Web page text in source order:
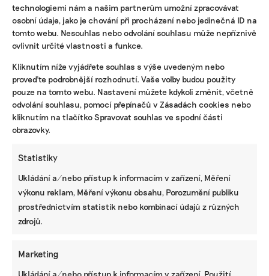
technologiemi nám a našim partnerům umožní zpracovávat
osobní údaje, jako je chování při procházení nebo jedinečná ID na
tomto webu. Nesouhlas nebo odvolání souhlasu může nepříznivě
ovlivnit určité vlastnosti a funkce.
Kliknutím níže vyjádřete souhlas s výše uvedeným nebo
proveďte podrobnější rozhodnutí. Vaše volby budou použity
pouze na tomto webu. Nastavení můžete kdykoli změnit, včetně
odvolání souhlasu, pomocí přepínačů v Zásadách cookies nebo
kliknutím na tlačítko Spravovat souhlas ve spodní části
obrazovky.
Statistiky
Ukládání a/nebo přístup k informacím v zařízení, Měření
výkonu reklam, Měření výkonu obsahu, Porozumění publiku
prostřednictvím statistik nebo kombinací údajů z různých
zdrojů.
Marketing
Ukládání a/nebo přístup k informacím v zařízení, Použití
Udržitelnost, umění i komunitní sdílení.
Festival Týká se to také tebe v Uherském
Hradišti startuje tento týden
BRANDNEWS
Ani trend, ani povinnost. Udržitelnost je
způsob, jak řídit firmu do budoucna a zvyšovat
její hodnotu, říká expertka